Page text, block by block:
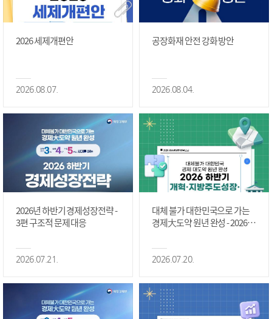
2026 세제개편안
2026.08.07.
공장화재 안전 강화 방안
2026.08.04.
2026년 하반기 경제성장전략 -
3편 구조적 문제 대응
2026.07.21.
대체 불가 대한민국으로 가는
경제大도약 원년 완성 - 2026 하
정상화 #2편
2026.07.20.